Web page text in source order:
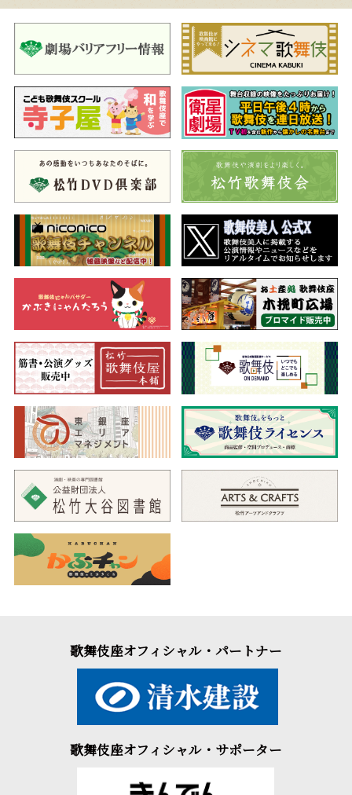
歌舞伎座オフィシャル・パートナー
歌舞伎座オフィシャル・サポーター